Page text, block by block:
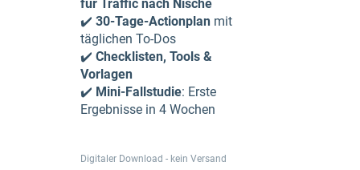
für Traffic nach Nische
✔️ 30-Tage-Actionplan mit
täglichen To-Dos
✔️ Checklisten, Tools &
Vorlagen
✔️ Mini-Fallstudie: Erste
Ergebnisse in 4 Wochen
Digitaler Download - kein Versand